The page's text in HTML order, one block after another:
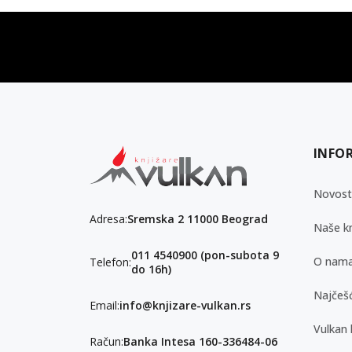
Adresa:Sremska 2 11000 Beograd
Telefon:011 4540900 (pon-subota 9
do 16h)
Email:info@knjizare-vulkan.rs
Račun:Banka Intesa 160-336484-06
Naše
O
Vulkan